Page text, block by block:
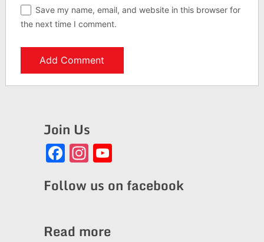
Save my name, email, and website in this browser for
the next time I comment.
Join Us
Facebook
Instagram
YouTube
Follow us on facebook
Read more